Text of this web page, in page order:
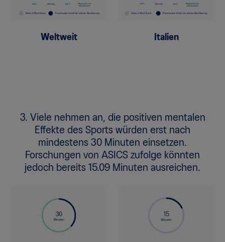
Weltweit Italien
3. Viele nehmen an, die positiven mentalen
Effekte des Sports würden erst nach
mindestens 30 Minuten einsetzen.
Forschungen von ASICS zufolge könnten
jedoch bereits 15.09 Minuten ausreichen.